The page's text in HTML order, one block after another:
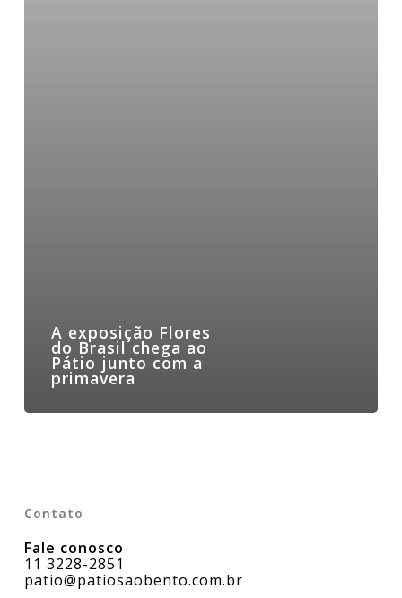
A exposição Flores
do Brasil chega ao
Pátio junto com a
primavera
Contato
Fale conosco
11 3228-2851
patio@patiosaobento.com.br